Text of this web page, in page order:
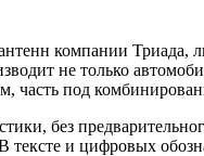
компании Триада,
не только
часть под
без
и цифровых